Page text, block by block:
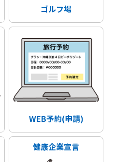
ゴルフ場
WEB予約(申請)
健康企業宣言